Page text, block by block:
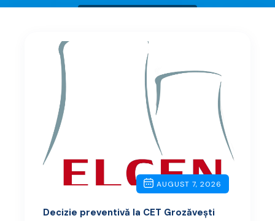
AUGUST 7, 2026
Decizie preventivă la CET Grozăvești